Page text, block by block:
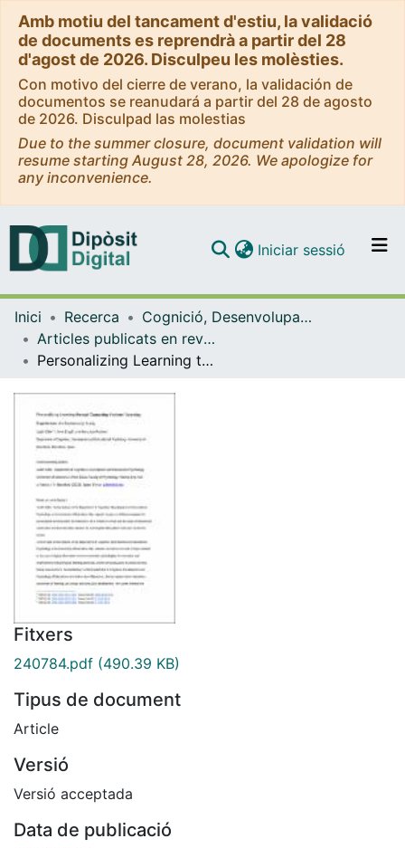
Amb motiu del tancament d'estiu, la validació
de documents es reprendrà a partir del 28
d'agost de 2026. Disculpeu les molèsties.
Con motivo del cierre de verano, la validación de
documentos se reanudará a partir del 28 de agosto
de 2026. Disculpad las molestias
Due to the summer closure, document validation will
resume starting August 28, 2026. We apologize for
any inconvenience.
Navega per tot el DD
Com publicar
Iniciar sessió (current)
Inici Recerca
Cognició, Desenvolupament i Psicologia de l'Educació
Articles publicats en revistes (Cognició, Desenvolupament i Psicologia de l'Educació)
Personalizing Learning through Connecting Students' Learning Experiences: An Exploratory Study
Fitxers
240784.pdf (490.39 KB)
Tipus de document
Article
Versió
Versió acceptada
Data de publicació